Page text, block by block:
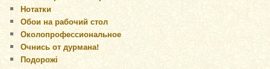
Нотатки
Обои на рабочий стол
Околопрофессиональное
Очнись от дурмана!
Подорожі